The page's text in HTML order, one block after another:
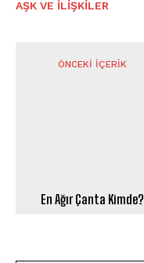
AŞK VE İLIŞKILER
ÖNCEKI İÇERIK
En Ağır Çanta Kimde?